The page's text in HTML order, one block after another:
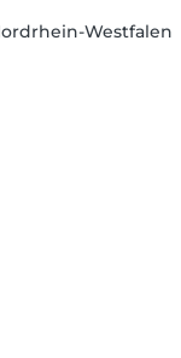
Westfalen